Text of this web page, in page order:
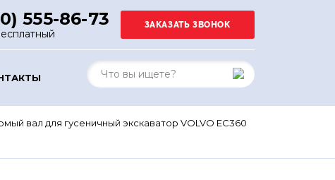
555-86-73
вал для гусеничный экскаватор VOLVO EC360